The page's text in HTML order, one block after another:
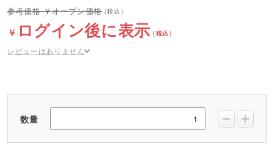
オープン価格
ログイン後に表示
レビューはありません
数量